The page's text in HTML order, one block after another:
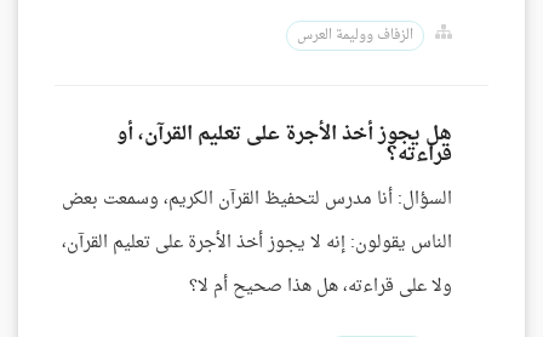
الزفاف ووليمة العرس
هل يجوز أخذ الأجرة على تعليم القرآن، أو
قراءته؟
السؤال: أنا مدرس لتحفيظ القرآن الكريم، وسمعت بعض
الناس يقولون: إنه لا يجوز أخذ الأجرة على تعليم القرآن،
ولا على قراءته، هل هذا صحيح أم لا؟